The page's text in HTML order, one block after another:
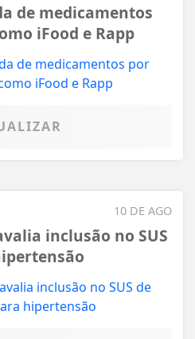
de medicamentos
iFood e Rapp
10 DE AGO
inclusão no SUS